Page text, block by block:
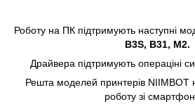
Роботу на ПК підтримують наступні
B3S, B31, M2.
Драйвера підтримують операціні
Решта моделей принтерів
роботу зі